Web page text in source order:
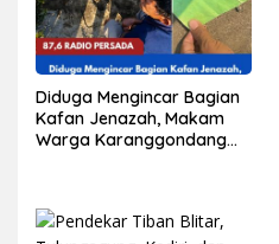
Diduga Mengincar Bagian
Kafan Jenazah, Makam
Warga Karanggondang